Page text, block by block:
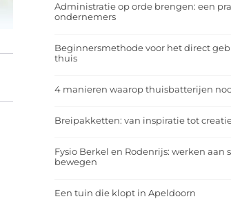
Administratie op orde brengen: een
ondernemers
Beginnersmethode voor het direct
thuis
4 manieren waarop thuisbatterijen
Breipakketten: van inspiratie tot
Fysio Berkel en Rodenrijs: werken aan
bewegen
Een tuin die klopt in Apeldoorn